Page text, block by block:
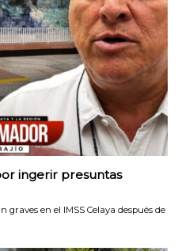
ingerir presuntas
graves en el IMSS Celaya después de